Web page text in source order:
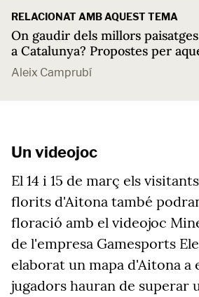
RELACIONAT AMB AQUEST TEMA
On gaudir dels millors
a Catalunya? Propostes per
Aleix Camprubí
Un videojoc
El 14 i 15 de març els
florits d'Aitona també
floració amb el videojoc
de l'empresa Gamesports
elaborat un mapa d'Aitona a
jugadors hauran de superar